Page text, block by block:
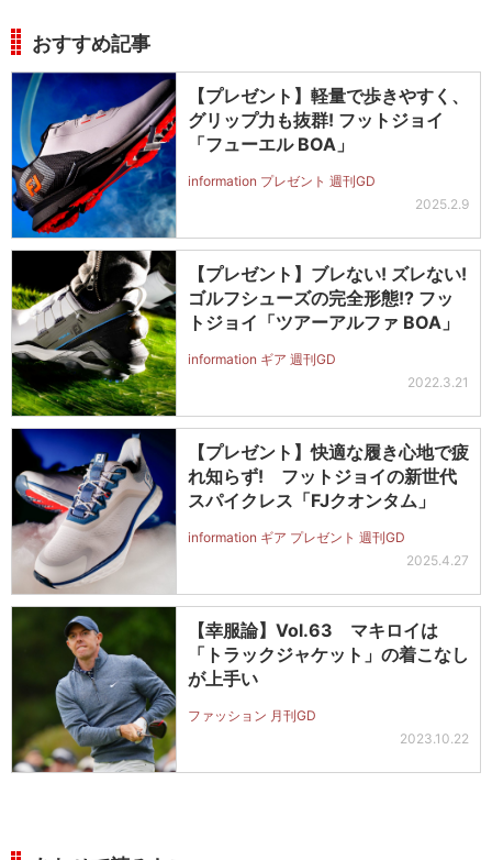
おすすめ記事
【プレゼント】軽量で歩きやすく、
グリップ力も抜群! フットジョイ
「フューエル BOA」
information プレゼント 週刊GD
2025.2.9
【プレゼント】ブレない! ズレない!
ゴルフシューズの完全形態!? フッ
トジョイ「ツアーアルファ BOA」
information ギア 週刊GD
2022.3.21
【プレゼント】快適な履き心地で疲
れ知らず! フットジョイの新世代
スパイクレス「FJクオンタム」
information ギア プレゼント 週刊GD
2025.4.27
【幸服論】Vol.63 マキロイは
「トラックジャケット」の着こなし
が上手い
ファッション 月刊GD
2023.10.22